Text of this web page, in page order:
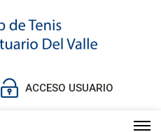
ACCESO USUARIO